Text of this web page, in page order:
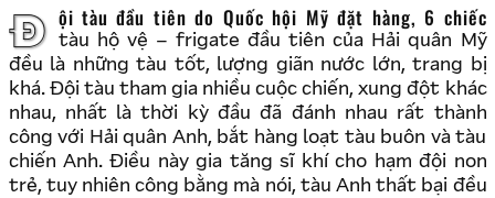
Đội tàu đầu tiên do Quốc hội Mỹ đặt hàng, 6 chiếc
tàu hộ vệ – frigate đầu tiên của Hải quân Mỹ
đều là những tàu tốt, lượng giãn nước lớn, trang bị
khá. Đội tàu tham gia nhiều cuộc chiến, xung đột khác
nhau, nhất là thời kỳ đầu đã đánh nhau rất thành
công với Hải quân Anh, bắt hàng loạt tàu buôn và tàu
chiến Anh. Điều này gia tăng sĩ khí cho hạm đội non
trẻ, tuy nhiên công bằng mà nói, tàu Anh thất bại đều